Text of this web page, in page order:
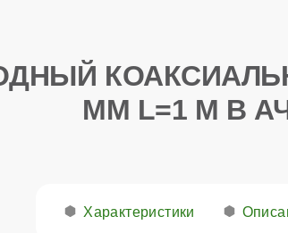
ММ L=1 М В
Характеристики